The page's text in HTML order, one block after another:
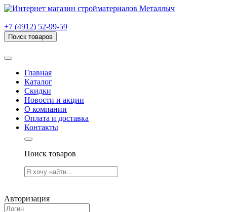
+7 (4912) 52-99-59
Поиск товаров
Главная
Каталог
Скидки
Новости и акции
О компании
Оплата и доставка
Контакты
Поиск товаров
Авторизация